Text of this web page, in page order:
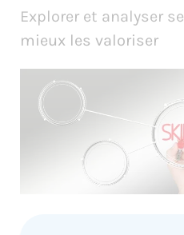
Explorer et analyser
mieux les valoriser